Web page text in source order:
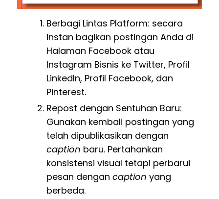
Berbagi Lintas Platform: secara
instan bagikan postingan Anda di
Halaman Facebook atau
Instagram Bisnis ke Twitter, Profil
LinkedIn, Profil Facebook, dan
Pinterest.
Repost dengan Sentuhan Baru:
Gunakan kembali postingan yang
telah dipublikasikan dengan
caption baru. Pertahankan
konsistensi visual tetapi perbarui
pesan dengan caption yang
berbeda.